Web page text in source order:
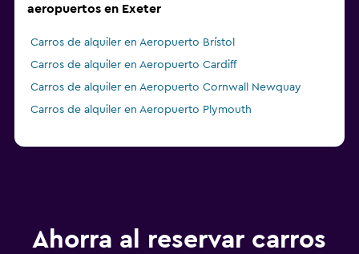
aeropuertos en Exeter
Carros de alquiler en Aeropuerto Brístol
Carros de alquiler en Aeropuerto Cardiff
Carros de alquiler en Aeropuerto Cornwall Newquay
Carros de alquiler en Aeropuerto Plymouth
Ahorra al reservar carros